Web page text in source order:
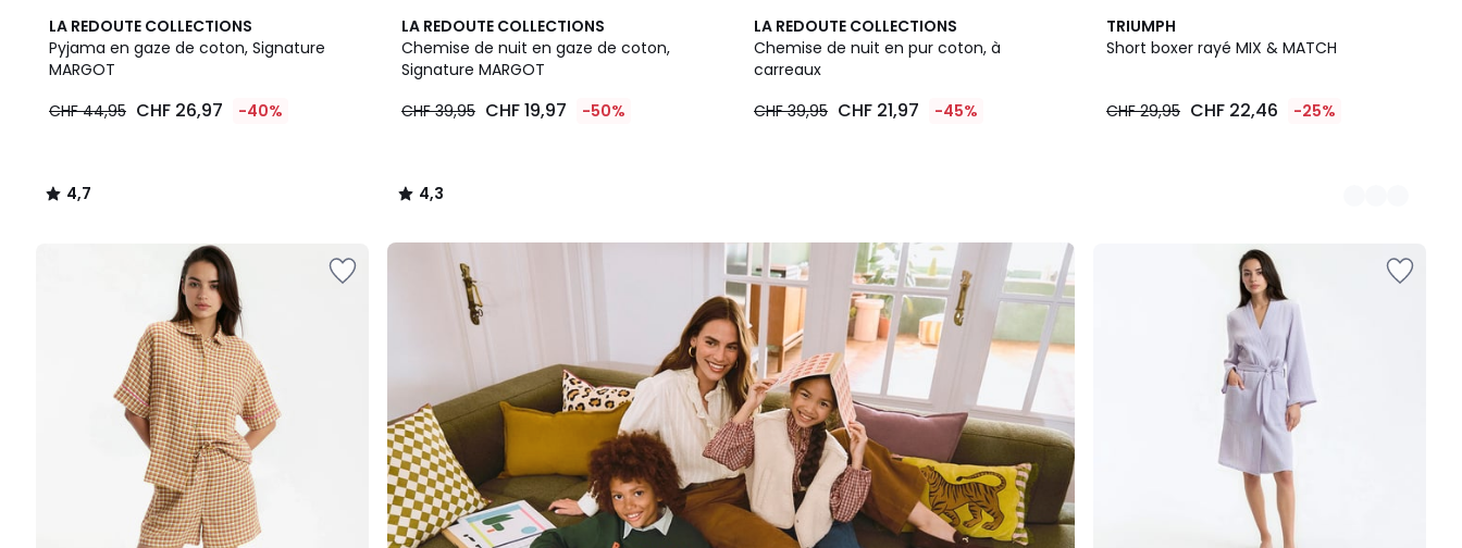
LA REDOUTE COLLECTIONS
Pyjama en gaze de coton, Signature
MARGOT
26,97
CHF
CHF 44,95 CHF 26,97 -40%
4,7
/ 5
4,7
/
LA REDOUTE COLLECTIONS
Chemise de nuit en gaze de coton,
Signature MARGOT
CHF 39,95 CHF 19,97 -50%
4,3
/ 5
4,3
/
LA REDOUTE COLLECTIONS
Chemise de nuit en pur coton, à
carreaux
CHF 39,95 CHF 21,97 -45%
TRIUMPH
Short boxer rayé MIX & MATCH
CHF 29,95 CHF 22,46 -25%
2
Couleurs
Notre